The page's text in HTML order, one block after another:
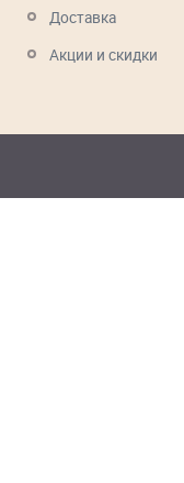
Доставка
Акции и скидки